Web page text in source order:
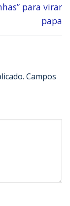
para virar
papa
Campos